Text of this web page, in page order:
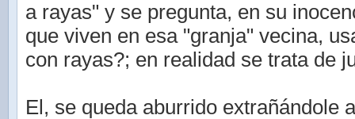
a rayas" y se pregunta, en su
que viven en esa "granja" vecina,
con rayas?; en realidad se trata de
El, se queda aburrido extrañándole